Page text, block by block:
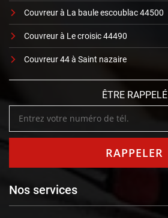
Couvreur à La baule escoublac 44500
Couvreur à Le croisic 44490
Couvreur 44 à Saint nazaire
ÊTRE RAPPELÉ
Nos services